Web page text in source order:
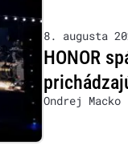
8. augusta
HONOR
Ondrej Macko